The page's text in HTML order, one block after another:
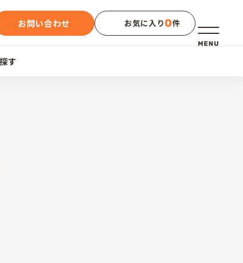
メニュー
MENU
お問い合わせ お気に入り0件
す